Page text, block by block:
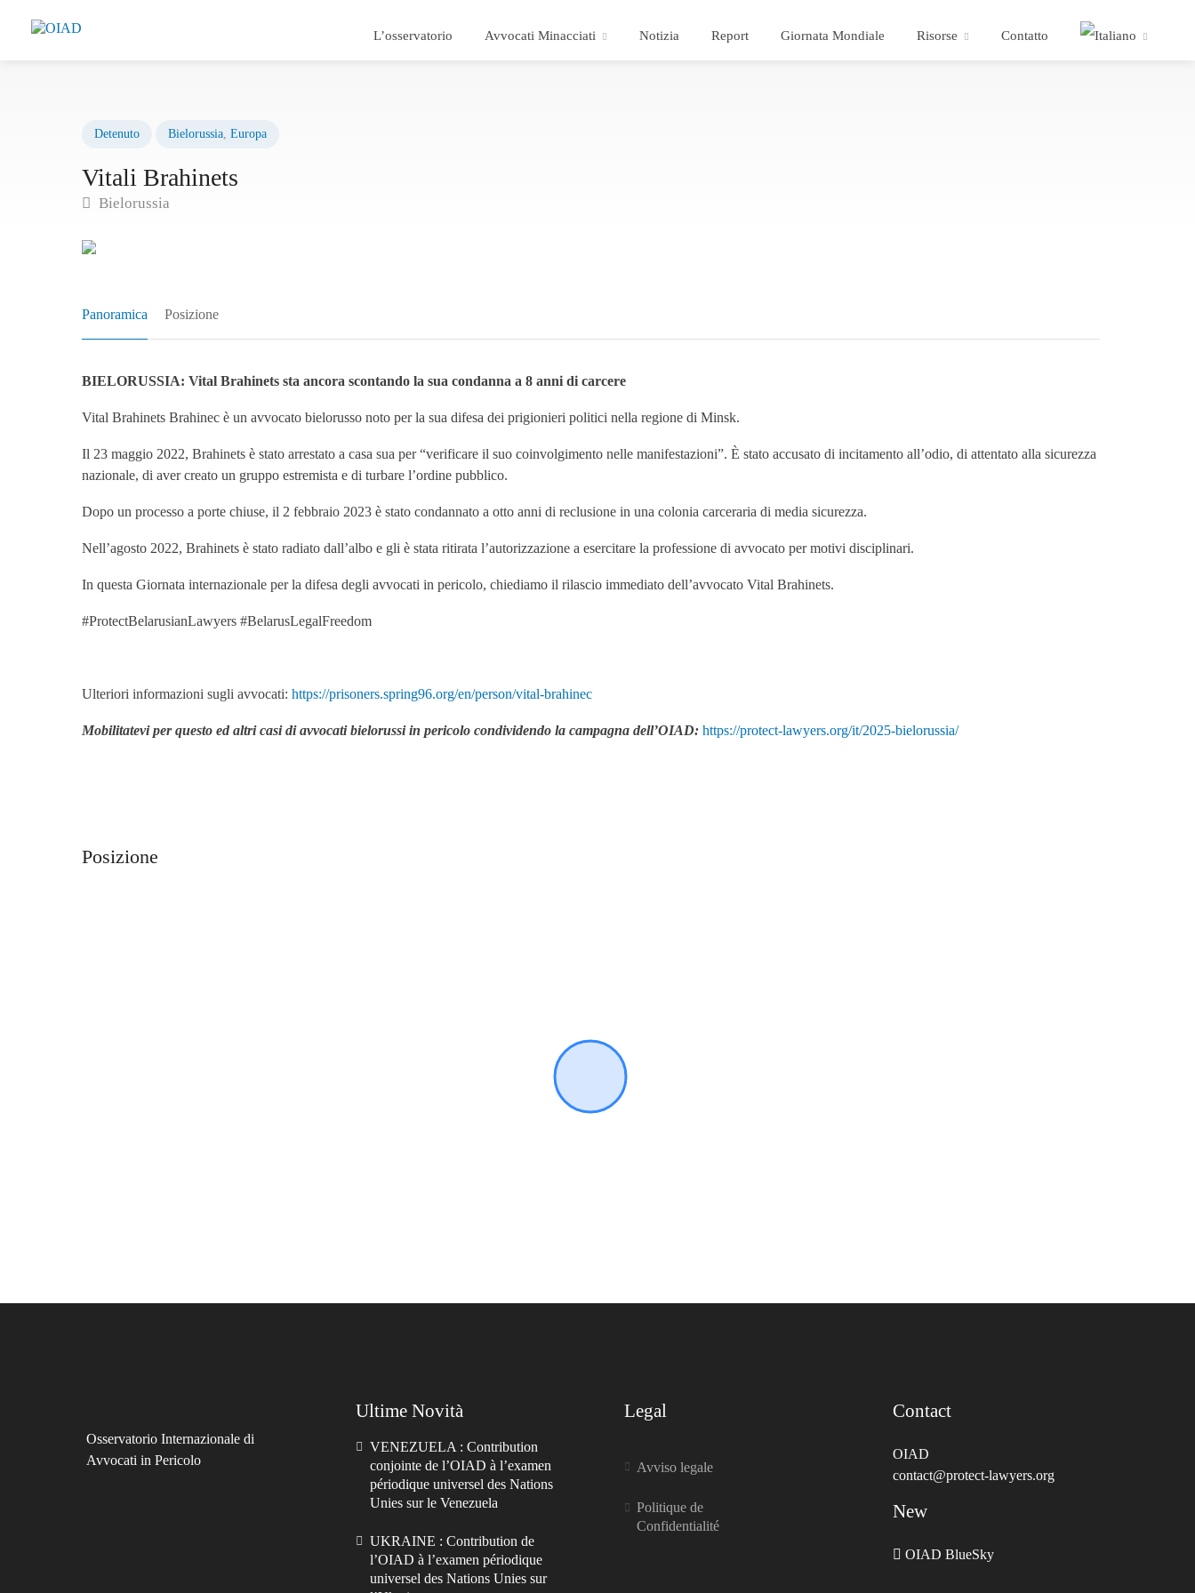
L’osservatorio Avvocati Minacciati Notizia Report Giornata Mondiale Risorse Contatto
Detenuto Bielorussia,Europa
Vitali Brahinets
Bielorussia
Panoramica Posizione
BIELORUSSIA: Vital Brahinets sta ancora scontando la sua condanna a 8 anni di carcere
Vital Brahinets Brahinec è un avvocato bielorusso noto per la sua difesa dei prigionieri politici nella regione di Minsk.
Il 23 maggio 2022, Brahinets è stato arrestato a casa sua per “verificare il suo coinvolgimento nelle manifestazioni”. È stato accusato di incitamento all’odio, di attentato alla sicurezza
nazionale, di aver creato un gruppo estremista e di turbare l’ordine pubblico.
Dopo un processo a porte chiuse, il 2 febbraio 2023 è stato condannato a otto anni di reclusione in una colonia carceraria di media sicurezza.
Nell’agosto 2022, Brahinets è stato radiato dall’albo e gli è stata ritirata l’autorizzazione a esercitare la professione di avvocato per motivi disciplinari.
In questa Giornata internazionale per la difesa degli avvocati in pericolo, chiediamo il rilascio immediato dell’avvocato Vital Brahinets.
#ProtectBelarusianLawyers #BelarusLegalFreedom
Ulteriori informazioni sugli avvocati:https://prisoners.spring96.org/en/person/vital-brahinec
Mobilitatevi per questo ed altri casi di avvocati bielorussi in pericolo condividendo la campagna dell’OIAD:https://protect-lawyers.org/it/2025-bielorussia/
Posizione
Osservatorio Internazionale di
Avvocati in Pericolo
Ultime Novità
VENEZUELA : Contribution
conjointe de l’OIAD à l’examen
périodique universel des Nations
Unies sur le Venezuela
UKRAINE : Contribution de
l’OIAD à l’examen périodique
universel des Nations Unies sur
Legal
Avviso legale
Politique de
Confidentialité
Contact
OIAD
contact@protect-lawyers.org
New
OIAD BlueSky